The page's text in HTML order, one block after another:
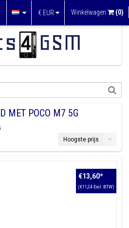
€ EUR Winkelwagen (0)
MET POCO M7 5G
Hoogste prijs
€13,60*
(€11,24 Excl. BTW)